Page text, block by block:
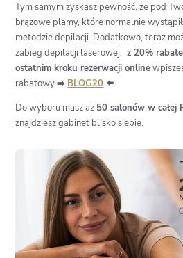
Tym samym zyskasz pewność, że pod
brązowe plamy, które normalnie
metodzie depilacji. Dodatkowo, teraz
zabieg depilacji laserowej, z 20%
ostatnim kroku rezerwacji online
rabatowy ➡️ BLOG20 ⬅️
Do wyboru masz aż 50 salonów w całej
znajdziesz gabinet blisko siebie.